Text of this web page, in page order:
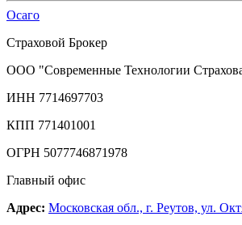
Осаго
Страховой Брокер
ООО "Современные Технологии
ИНН 7714697703
КПП 771401001
ОГРН 5077746871978
Главный офис
Адрес: Московская обл., г. Реутов, ул.